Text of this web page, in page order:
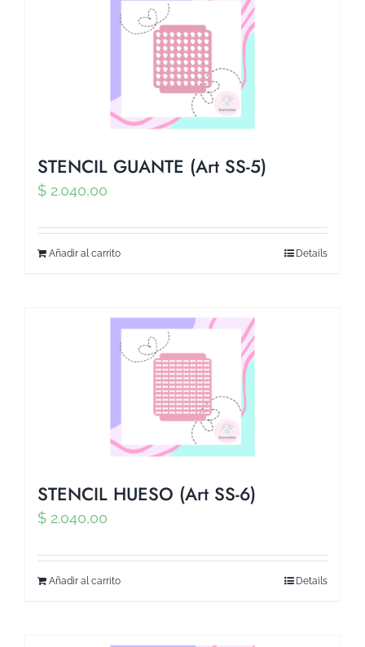
STENCIL GUANTE (Art SS-5)
$ 2.040,00
Añadir al carrito Details
STENCIL HUESO (Art SS-6)
$ 2.040,00
Añadir al carrito Details